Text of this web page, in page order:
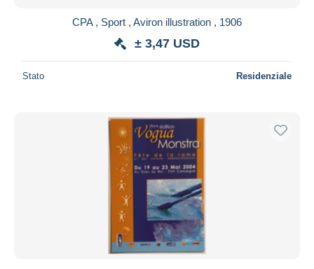
CPA , Sport , Aviron illustration , 1906
± 3,47 USD
Stato Residenziale